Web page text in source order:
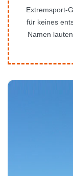
Extremsport-
für keines
Namen